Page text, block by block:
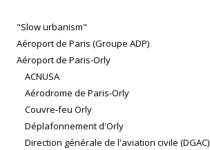
"Slow urbanism"
Aéroport de Paris (Groupe ADP)
Aéroport de Paris-Orly
ACNUSA
Aérodrome de Paris-Orly
Couvre-feu Orly
Déplafonnement d'Orly
Direction générale de l'aviation civile (DGAC)